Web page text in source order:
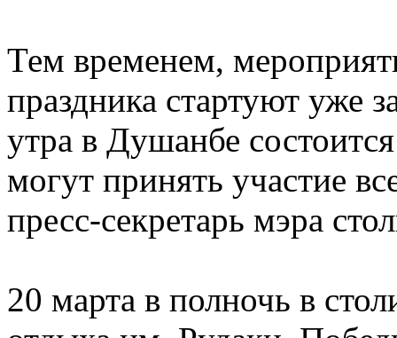
Тем временем,
праздника стартуют уже
утра в Душанбе
могут принять участие
пресс-секретарь мэра
20 марта в полночь в